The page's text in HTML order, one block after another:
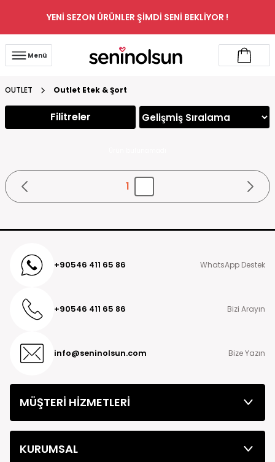
YENİ SEZON ÜRÜNLER ŞİMDİ SENİ BEKLİYOR !
Menü
OUTLET Outlet Etek & Şort
Filitreler
1
+90546 411 65 86 WhatsApp Destek
+90546 411 65 86 Bizi Arayın
info@seninolsun.com Bize Yazın
MÜŞTERİ HİZMETLERİ
KURUMSAL